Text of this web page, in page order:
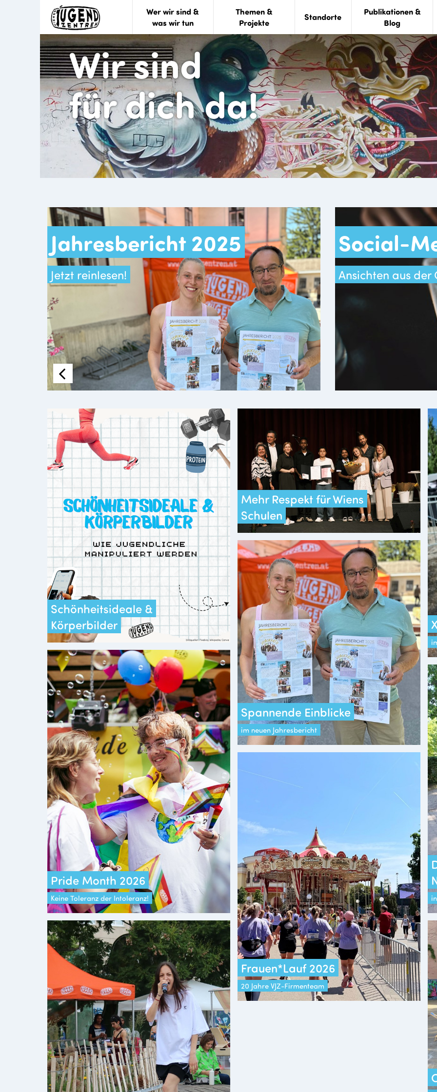
Wer wir sind &
was wir tun
Themen &
Projekte
Standorte
Publikationen &
Blog
Wir sind
für dich da!
Jahresbericht 2025
Jetzt reinlesen!
Social-
Ansichten aus
Schönheitsideale &
Körperbilder
Mehr Respekt für Wiens
Schulen
Spannende Einblicke
im neuen Jahresbericht
Pride Month 2026
Keine Toleranz der Intoleranz!
Frauen*Lauf 2026
20 Jahre VJZ-Firmenteam